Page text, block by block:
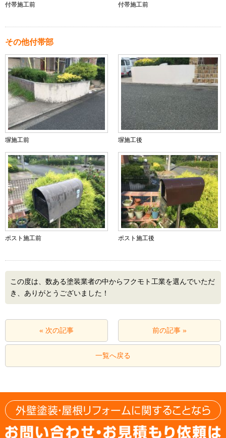
付帯施工前 付帯施工前
その他付帯部
塀施工前 塀施工後
ポスト施工前 ポスト施工後
この度は、数ある塗装業者の中からフクモト工業を選んでいただ
き、ありがとうございました！
« 次の記事 前の記事 »
一覧へ戻る